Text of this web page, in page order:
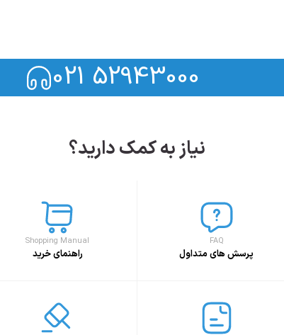
021 52943000
نیاز به کمک دارید؟
FAQ
پرسش های متداول
Shopping Manual
راهنمای خرید